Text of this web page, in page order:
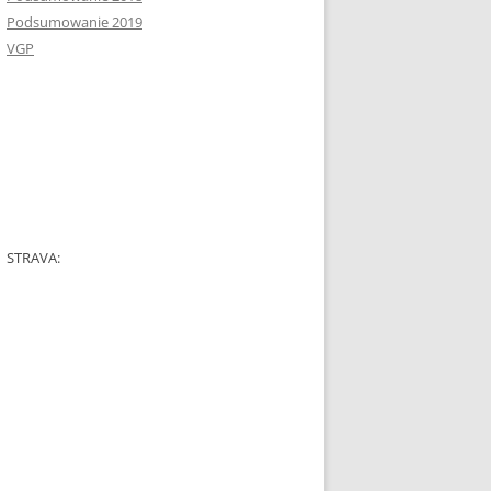
Podsumowanie 2019
VGP
STRAVA: